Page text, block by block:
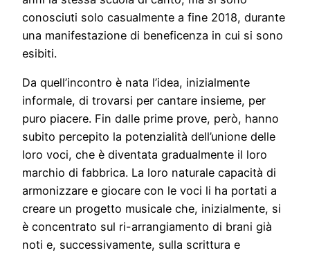
conosciuti solo casualmente a fine 2018, durante
una manifestazione di beneficenza in cui si sono
esibiti.
Da quell’incontro è nata l’idea, inizialmente
informale, di trovarsi per cantare insieme, per
puro piacere. Fin dalle prime prove, però, hanno
subito percepito la potenzialità dell’unione delle
loro voci, che è diventata gradualmente il loro
marchio di fabbrica. La loro naturale capacità di
armonizzare e giocare con le voci li ha portati a
creare un progetto musicale che, inizialmente, si
è concentrato sul ri-arrangiamento di brani già
noti e, successivamente, sulla scrittura e